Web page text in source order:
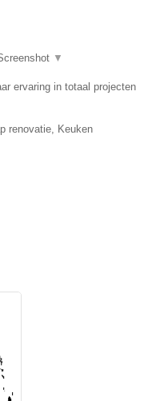
▼
ervaring in totaal projecten
renovatie, Keuken